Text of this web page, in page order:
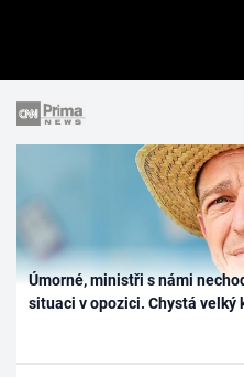
Úmorné, ministři s námi
situaci v opozici. Chystá velký